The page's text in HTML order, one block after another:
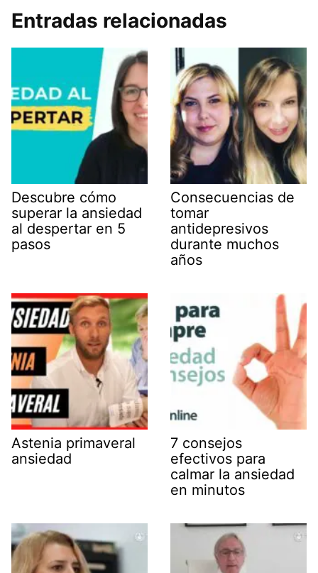
Entradas relacionadas
Descubre cómo
superar la ansiedad
al despertar en 5
pasos
Consecuencias de
tomar
antidepresivos
durante muchos
años
Astenia primaveral
ansiedad
7 consejos
efectivos para
calmar la ansiedad
en minutos